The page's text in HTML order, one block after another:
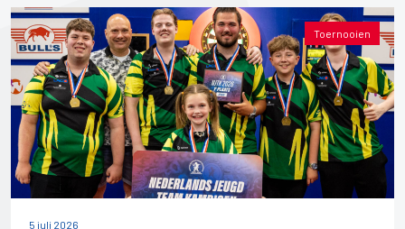
Toernooien
5 juli 2026